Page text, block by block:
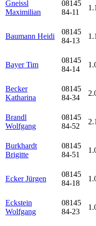
Gneissl
Maximilian
08145
84-11
Baumann Heidi
08145
84-13
Bayer Tim
08145
84-14
Becker
Katharina
08145
84-34
Brandl
Wolfgang
08145
84-52
Burkhardt
Brigitte
08145
84-51
Ecker Jürgen
08145
84-18
Eckstein
Wolfgang
08145
84-23